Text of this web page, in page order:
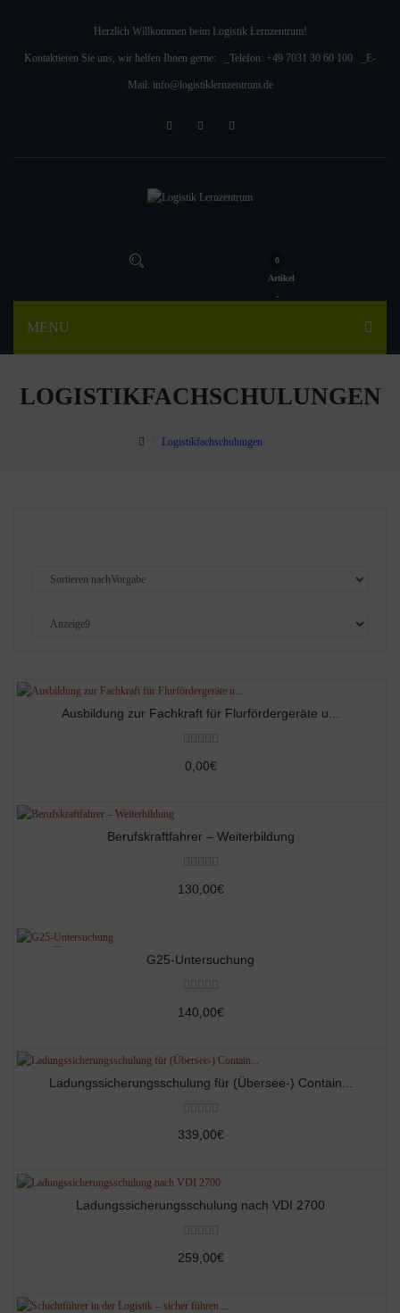
Herzlich Willkommen beim Logistik Lernzentrum!
Kontaktieren Sie uns, wir helfen Ihnen gerne: _Telefon: +49 7031 30 60 100 _E-
Mail: info@logistiklernzentrum.de
MENU
0
Artikel
-
LOGISTIKFACHSCHULUNGEN
Logistikfachschulungen
Ausbildung zur Fachkraft für Flurfördergeräte u...
0,00€
Berufskraftfahrer – Weiterbildung
130,00€
G25-Untersuchung
140,00€
Ladungssicherungsschulung für (Übersee-) Contain...
339,00€
Ladungssicherungsschulung nach VDI 2700
259,00€